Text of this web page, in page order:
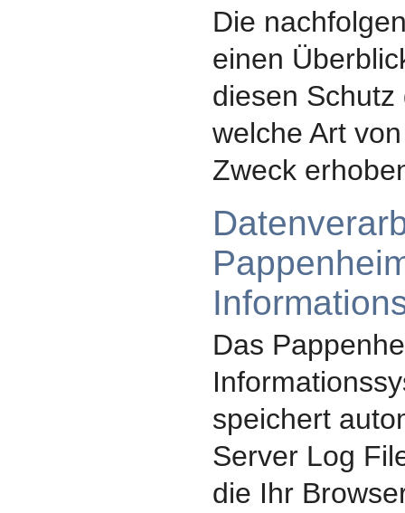
Die
einen
diesen
welche Art
Zweck
Das
speichert
Server Log
die Ihr